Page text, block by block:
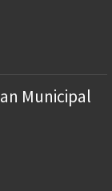
Municipal